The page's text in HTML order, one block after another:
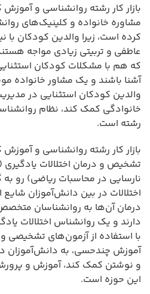
بازار کار رشته روانشناسی و
مشاوره خانواده و کلینیک‌های
کرده است، زیرا والدین کودکان با
عاطفی و تربیتی زیادی مواجه
که هم با مشکلات کودکان
آشنا باشند و یک مشاور خانواده
والدین کودکان استثنایی در
خانوادگی کمک کند، نظام
رشته است.
بازار کار رشته روانشناسی و
تشخیص و درمان اختلالات یادگیری
نارسایی در محاسبات ریاضی) رو
اختلالات در بین دانش‌آموزان
درمان آن‌ها به روانشناسان متخصص
دارند و یک روانشناس اختلالات
با استفاده از آزمون‌های تشخیصی
آموزش چندحسی، به دانش‌آموزان
و نوشتن کمک کند، آموزش و پرورش
این حوزه است.